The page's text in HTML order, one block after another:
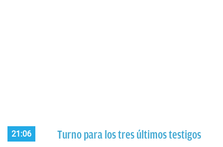
21:06 Turno para los tres últimos testigos